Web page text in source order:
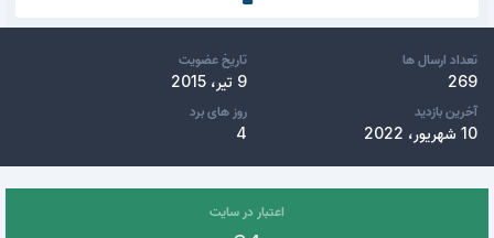
تعداد ارسال ها
269
تاریخ عضویت
9 تیر، 2015
آخرین بازدید
10 شهریور، 2022
روز های برد
4
اعتبار در سایت